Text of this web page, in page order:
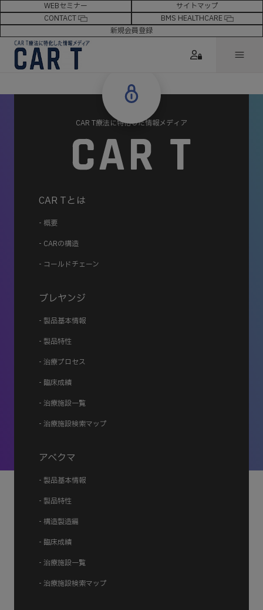
WEBセミナー
サイトマップ
CONTACT
BMS HEALTHCARE
新規会員登録
CAR T療法に特化した情報メディア
CAR Tとは
- 概要
- CARの構造
- コールドチェーン
ブレヤンジ
- 製品基本情報
- 製品特性
- 治療プロセス
- 臨床成績
- 治療施設一覧
- 治療施設検索マップ
アベクマ
- 製品基本情報
- 製品特性
- 構造製造編
- 臨床成績
- 治療施設一覧
- 治療施設検索マップ